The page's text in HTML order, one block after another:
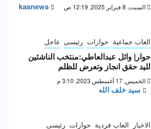
السبت, 8 فبراير 2025, 12:19 ص kasnews
العاب جماعية حوارات رئيسى عاجل
حوار| وائل عبدالعاطي:منتخب الناشئين
لليد حقق انجاز وتعرض للظلم
الخميس, 17 أغسطس 2023, 3:10 م
سيد خلف الله
الاخبار العاب فردية حوارات رئيسى